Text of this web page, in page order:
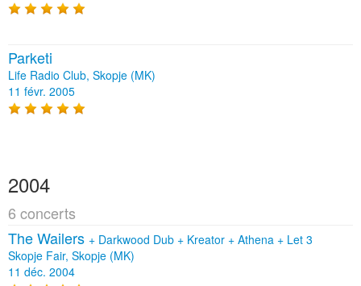
Parketi
Life Radio Club, Skopje (MK)
11 févr. 2005
2004
6 concerts
The Wailers + Darkwood Dub + Kreator + Athena + Let 3
Skopje Fair, Skopje (MK)
11 déc. 2004